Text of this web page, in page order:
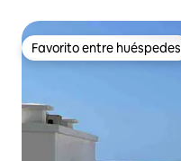
Favorito entre huéspedes
Favorito entre huéspedes